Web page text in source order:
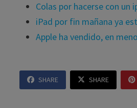
Colas por hacerse con un
iPad por fin mañana ya
Apple ha vendido, en
SHARE SHARE